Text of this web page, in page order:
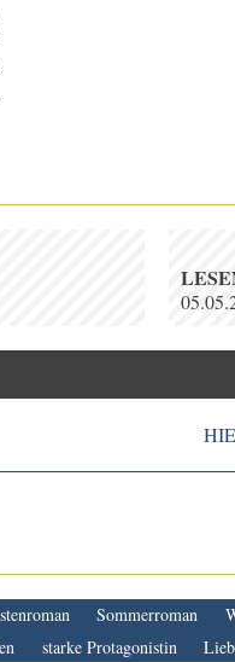
Sommerroman
starke Protagonistin